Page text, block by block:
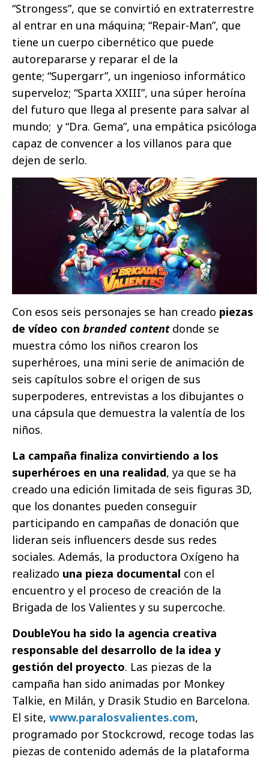
“Strongess”, que se convirtió en extraterrestre
al entrar en una máquina; “Repair-Man”, que
tiene un cuerpo cibernético que puede
autorepararse y reparar el de la
gente; “Supergarr”, un ingenioso informático
superveloz; “Sparta XXIII”, una súper heroína
del futuro que llega al presente para salvar al
mundo; y “Dra. Gema”, una empática psicóloga
capaz de convencer a los villanos para que
dejen de serlo.
Con esos seis personajes se han creado piezas
de vídeo con branded content donde se
muestra cómo los niños crearon los
superhéroes, una mini serie de animación de
seis capítulos sobre el origen de sus
superpoderes, entrevistas a los dibujantes o
una cápsula que demuestra la valentía de los
niños.
La campaña finaliza convirtiendo a los
superhéroes en una realidad, ya que se ha
creado una edición limitada de seis figuras 3D,
que los donantes pueden conseguir
participando en campañas de donación que
lideran seis influencers desde sus redes
sociales. Además, la productora Oxígeno ha
realizado una pieza documental con el
encuentro y el proceso de creación de la
Brigada de los Valientes y su supercoche.
DoubleYou ha sido la agencia creativa
responsable del desarrollo de la idea y
gestión del proyecto. Las piezas de la
campaña han sido animadas por Monkey
Talkie, en Milán, y Drasik Studio en Barcelona.
El site, www.paralosvalientes.com,
programado por Stockcrowd, recoge todas las
piezas de contenido además de la plataforma